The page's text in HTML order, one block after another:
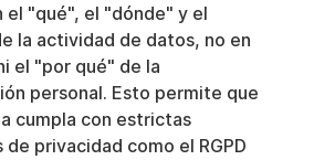
el "qué", el "dónde" y el
la actividad de datos, no en
el "por qué" de la
personal. Esto permite que
cumpla con estrictas
de privacidad como el RGPD